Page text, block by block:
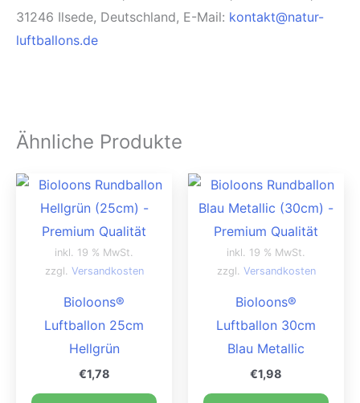
31246 Ilsede, Deutschland, E-Mail: kontakt@natur-
luftballons.de
Ähnliche Produkte
inkl. 19 % MwSt.
zzgl. Versandkosten
Bioloons®
Luftballon 25cm
Hellgrün
€1,78
inkl. 19 % MwSt.
zzgl. Versandkosten
Bioloons®
Luftballon 30cm
Blau Metallic
€1,98